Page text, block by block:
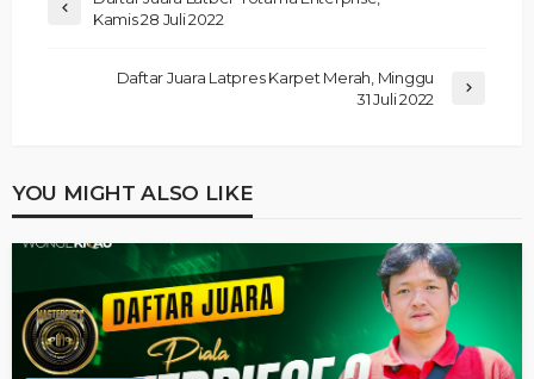
Kamis 28 Juli 2022
Daftar Juara Latpres Karpet Merah, Minggu
31 Juli 2022
YOU MIGHT ALSO LIKE